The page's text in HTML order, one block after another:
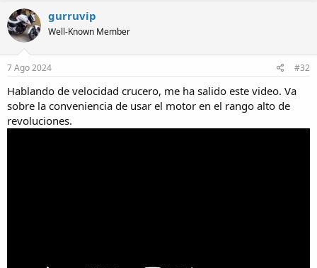
gurruvip
Well-Known Member
7 Ago 2024 #32
Hablando de velocidad crucero, me ha salido este video. Va
sobre la conveniencia de usar el motor en el rango alto de
revoluciones.